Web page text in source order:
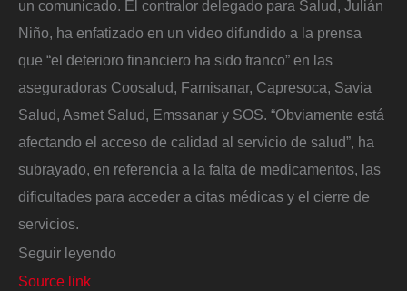
un comunicado. El contralor delegado para Salud, Julián
Niño, ha enfatizado en un video difundido a la prensa
que “el deterioro financiero ha sido franco” en las
aseguradoras Coosalud, Famisanar, Capresoca, Savia
Salud, Asmet Salud, Emssanar y SOS. “Obviamente está
afectando el acceso de calidad al servicio de salud”, ha
subrayado, en referencia a la falta de medicamentos, las
dificultades para acceder a citas médicas y el cierre de
servicios.
Seguir leyendo
Source link